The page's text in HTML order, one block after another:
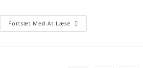
Fortsæt Med At Læse